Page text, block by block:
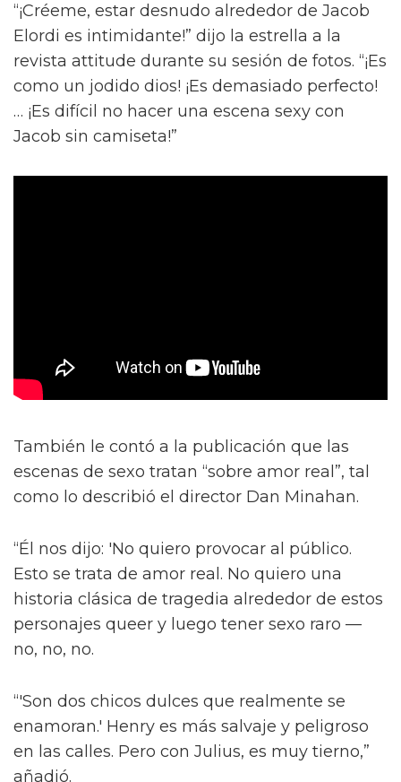
“¡Créeme, estar desnudo alrededor de Jacob
Elordi es intimidante!” dijo la estrella a la
revista attitude durante su sesión de fotos. “¡Es
como un jodido dios! ¡Es demasiado perfecto!
… ¡Es difícil no hacer una escena sexy con
Jacob sin camiseta!”
También le contó a la publicación que las
escenas de sexo tratan “sobre amor real”, tal
como lo describió el director Dan Minahan.
“Él nos dijo: 'No quiero provocar al público.
Esto se trata de amor real. No quiero una
historia clásica de tragedia alrededor de estos
personajes queer y luego tener sexo raro —
no, no, no.
“'Son dos chicos dulces que realmente se
enamoran.' Henry es más salvaje y peligroso
en las calles. Pero con Julius, es muy tierno,”
añadió.